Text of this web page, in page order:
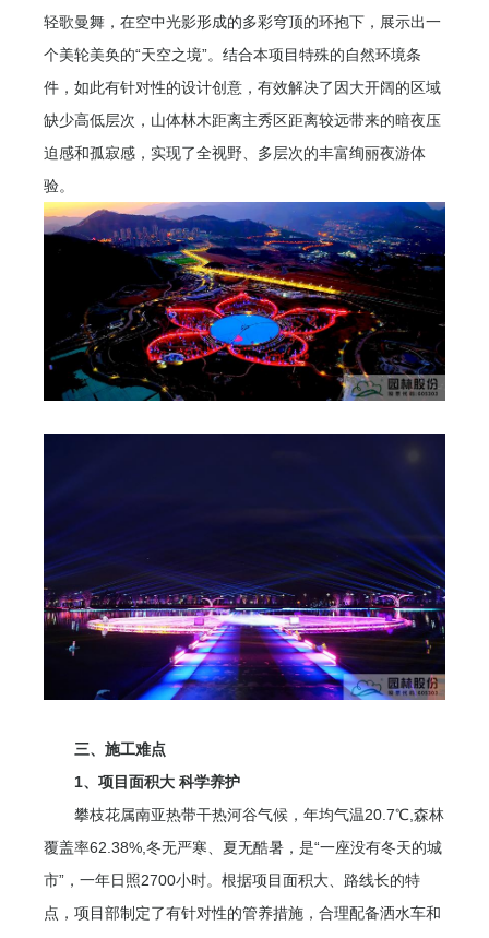
轻歌曼舞，在空中光影形成的多彩穹顶的环抱下，展示出一
个美轮美奂的“天空之境”。结合本项目特殊的自然环境条
件，如此有针对性的设计创意，有效解决了因大开阔的区域
缺少高低层次，山体林木距离主秀区距离较远带来的暗夜压
迫感和孤寂感，实现了全视野、多层次的丰富绚丽夜游体
验。
三、施工难点
1、项目面积大 科学养护
攀枝花属南亚热带干热河谷气候，年均气温20.7℃,森林
覆盖率62.38%,冬无严寒、夏无酷暑，是“一座没有冬天的城
市”，一年日照2700小时。根据项目面积大、路线长的特
点，项目部制定了有针对性的管养措施，合理配备洒水车和